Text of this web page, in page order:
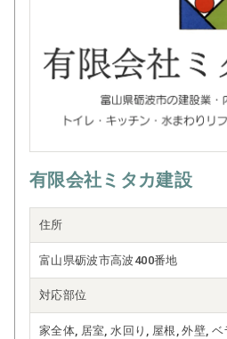
有限会社ミタカ建設
住所
富山県砺波市高波400番地
対応部位
家全体, 居室, 水回り, 屋根, 外壁,